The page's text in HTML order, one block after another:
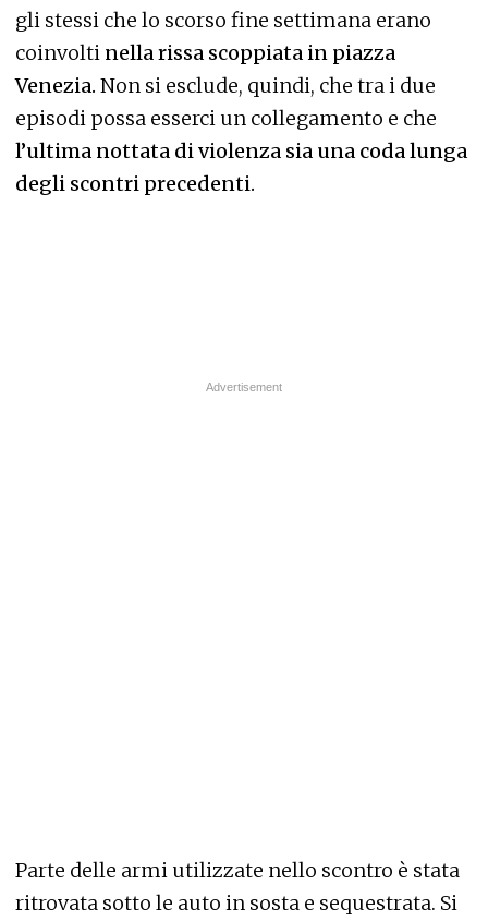
gli stessi che lo scorso fine settimana erano
coinvolti nella rissa scoppiata in piazza
Venezia. Non si esclude, quindi, che tra i due
episodi possa esserci un collegamento e che
l’ultima nottata di violenza sia una coda lunga
degli scontri precedenti.
Parte delle armi utilizzate nello scontro è stata
ritrovata sotto le auto in sosta e sequestrata. Si